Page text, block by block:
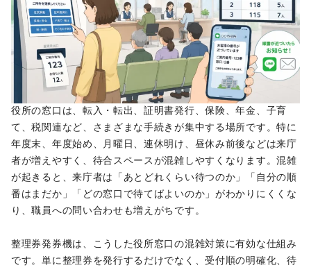
役所の窓口は、転入・転出、証明書発行、保険、年金、子育
て、税関連など、さまざまな手続きが集中する場所です。特に
年度末、年度始め、月曜日、連休明け、昼休み前後などは来庁
者が増えやすく、待合スペースが混雑しやすくなります。混雑
が起きると、来庁者は「あとどれくらい待つのか」「自分の順
番はまだか」「どの窓口で待てばよいのか」がわかりにくくな
り、職員への問い合わせも増えがちです。
整理券発券機は、こうした役所窓口の混雑対策に有効な仕組み
です。単に整理券を発行するだけでなく、受付順の明確化、待